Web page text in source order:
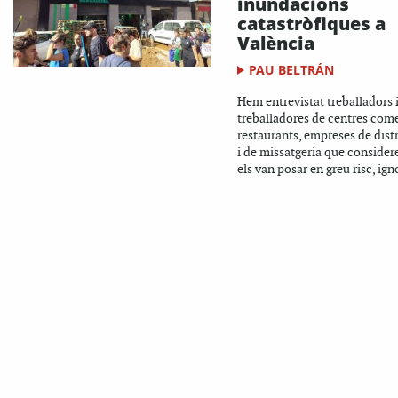
catastròfiques a
València
PAU BELTRÁN
Hem entrevistat treballadors i
treballadores de centres
restaurants, empreses de
i de missatgeria que
els van posar en greu risc,